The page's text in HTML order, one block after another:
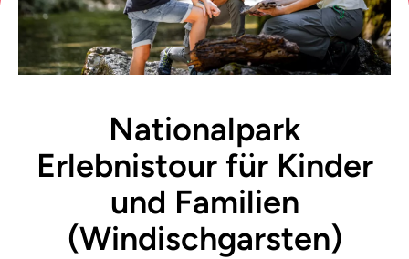
Nationalpark
Erlebnistour für Kinder
und Familien
(Windischgarsten)